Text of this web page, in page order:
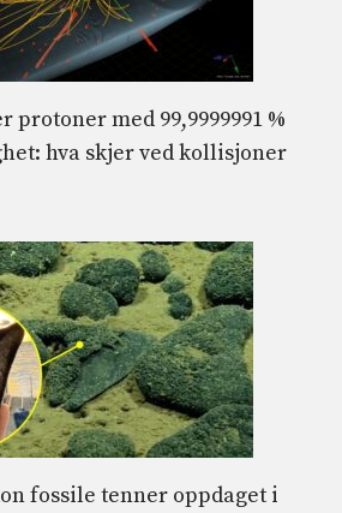
protoner med 99,9999991 %
hva skjer ved kollisjoner
fossile tenner oppdaget i